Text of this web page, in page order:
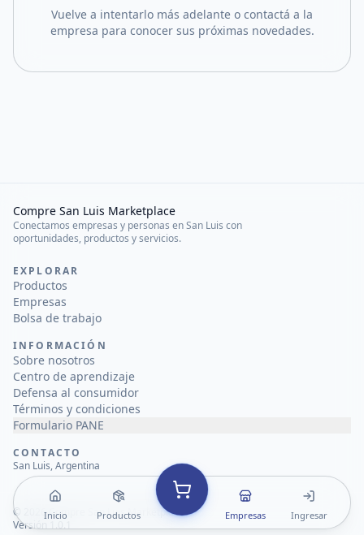
Vuelve a intentarlo más adelante o contactá a la
empresa para conocer sus próximas novedades.
Inicio Productos Empresas Ingresar
Compre San Luis Marketplace
Conectamos empresas y personas en San Luis con
oportunidades, productos y servicios.
EXPLORAR
Productos
Empresas
Bolsa de trabajo
INFORMACIÓN
Sobre nosotros
Centro de aprendizaje
Defensa al consumidor
Términos y condiciones
Formulario PANE
CONTACTO
San Luis, Argentina
© 2026Compre San Luis Marketplace
Versión 1.0.1